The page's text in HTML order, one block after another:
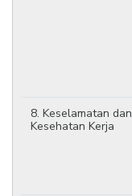
8. Keselamatan dan
Kesehatan Kerja